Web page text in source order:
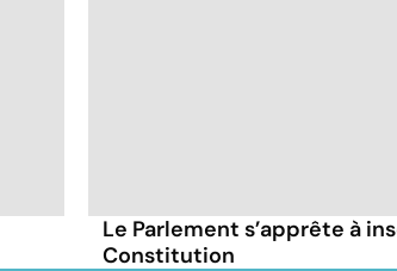
Le Parlement s’apprête à
Constitution